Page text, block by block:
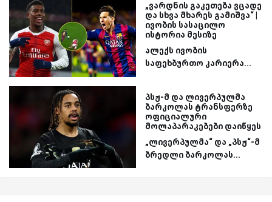
„ვარდნის გაკეთება ვცადე
და სხვა მხარეს გამიშვა“ |
ივობის სასაცილო
ისტორია მესიზე
ალექს ივობის
საფეხბურთო კარიერა...
პსჟ-მ და ლივერპულმა
ბარკოლას ტრანსფერზე
ოფიციალური
მოლაპარაკებები დაიწყეს
„ლივერპულმა“ და „პსჟ“-მ
ბრედლი ბარკოლას...